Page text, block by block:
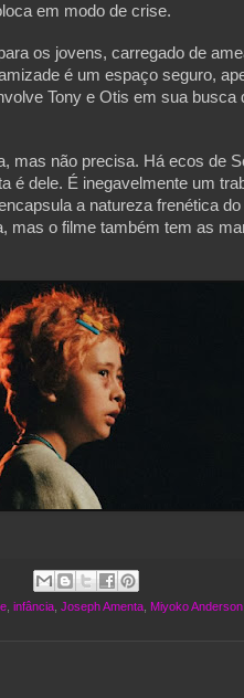
em modo de crise.
os jovens, carregado de
é um espaço seguro,
Tony e Otis em sua busca
mas não precisa. Há ecos de
é dele. É inegavelmente um
a natureza frenética
mas o filme também tem as
, infância, Joseph Amenta, Miyoko Anderson